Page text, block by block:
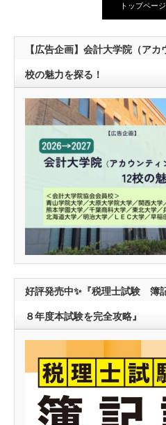
トップペー
【広告企画】会計大学院（ア
校の魅力を探る！
好評発売中✨『税理士試験
８年度本試験を完全攻略』